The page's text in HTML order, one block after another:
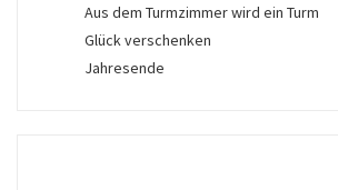
Aus dem Turmzimmer wird ein Turm
Glück verschenken
Jahresende